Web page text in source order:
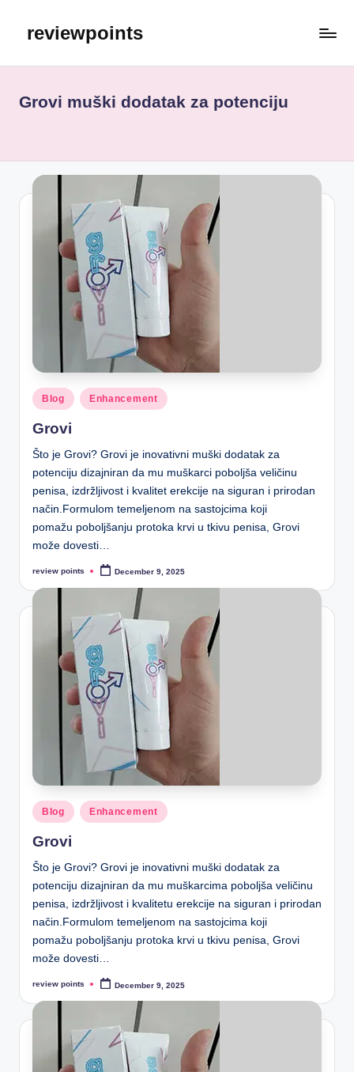
reviewpoints
Grovi muški dodatak za potenciju
Blog Enhancement
Grovi
Što je Grovi? Grovi je inovativni muški dodatak za
potenciju dizajniran da mu muškarci poboljša veličinu
penisa, izdržljivost i kvalitet erekcije na siguran i prirodan
način.Formulom temeljenom na sastojcima koji
pomažu poboljšanju protoka krvi u tkivu penisa, Grovi
može dovesti…
review points December 9, 2025
Blog Enhancement
Grovi
Što je Grovi? Grovi je inovativni muški dodatak za
potenciju dizajniran da mu muškarcima poboljša veličinu
penisa, izdržljivost i kvalitetu erekcije na siguran i prirodan
način.Formulom temeljenom na sastojcima koji
pomažu poboljšanju protoka krvi u tkivu penisa, Grovi
može dovesti…
review points December 9, 2025